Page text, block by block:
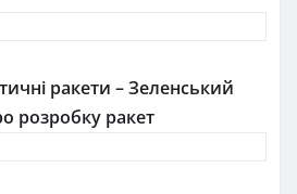
ракети – Зеленський
розробку ракет